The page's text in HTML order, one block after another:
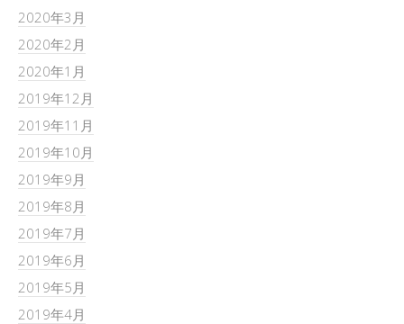
2020年3月
2020年2月
2020年1月
2019年12月
2019年11月
2019年10月
2019年9月
2019年8月
2019年7月
2019年6月
2019年5月
2019年4月